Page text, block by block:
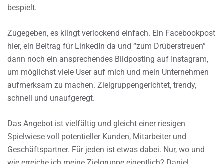
bespielt.
Zugegeben, es klingt verlockend einfach. Ein Facebookpost
hier, ein Beitrag für LinkedIn da und “zum Drüberstreuen”
dann noch ein ansprechendes Bildposting auf Instagram,
um möglichst viele User auf mich und mein Unternehmen
aufmerksam zu machen. Zielgruppengerichtet, trendy,
schnell und unaufgeregt.
Das Angebot ist vielfältig und gleicht einer riesigen
Spielwiese voll potentieller Kunden, Mitarbeiter und
Geschäftspartner. Für jeden ist etwas dabei. Nur, wo und